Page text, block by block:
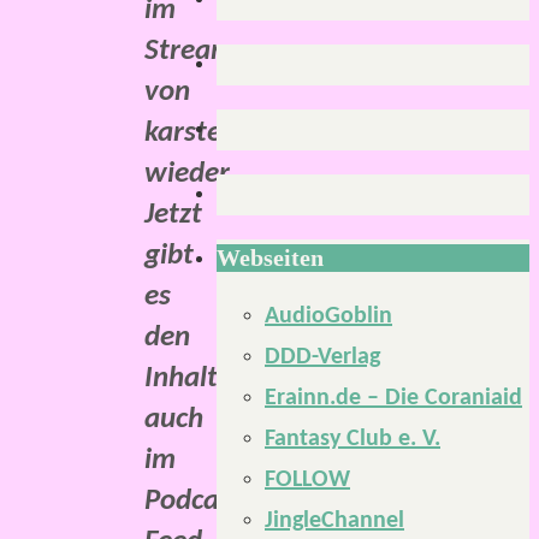
im
Stream
von
karsten.wtf
wieder.
Jetzt
gibt
es
den
Inhalt
auch
im
Podcast-
Webseiten
AudioGoblin
DDD-Verlag
Erainn.de – Die Coraniaid
Fantasy Club e. V.
FOLLOW
JingleChannel